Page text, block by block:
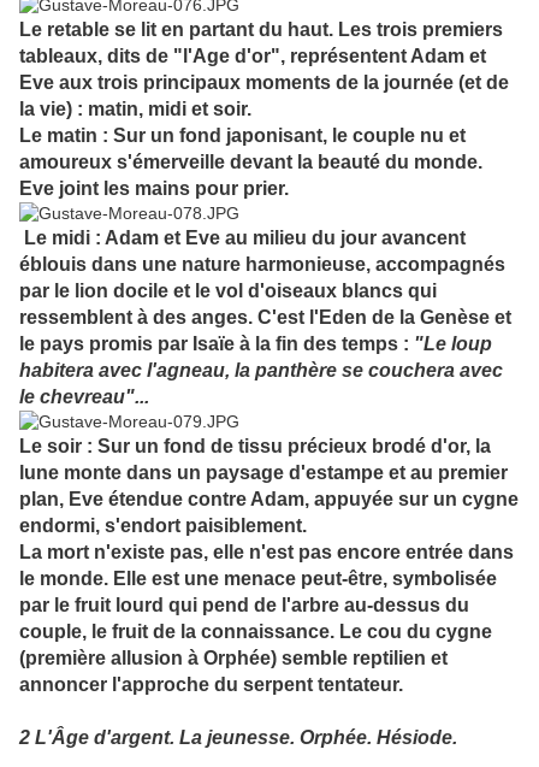
Le retable se lit en partant du haut. Les trois premiers
tableaux, dits de "l'Age d'or", représentent Adam et
Eve aux trois principaux moments de la journée (et de
la vie) : matin, midi et soir.
Le matin : Sur un fond japonisant, le couple nu et
amoureux s'émerveille devant la beauté du monde.
Eve joint les mains pour prier.
Le midi : Adam et Eve au milieu du jour avancent
éblouis dans une nature harmonieuse, accompagnés
par le lion docile et le vol d'oiseaux blancs qui
ressemblent à des anges. C'est l'Eden de la Genèse et
le pays promis par Isaïe à la fin des temps : "Le loup
habitera avec l'agneau, la panthère se couchera avec
le chevreau"...
Le soir : Sur un fond de tissu précieux brodé d'or, la
lune monte dans un paysage d'estampe et au premier
plan, Eve étendue contre Adam, appuyée sur un cygne
endormi, s'endort paisiblement.
La mort n'existe pas, elle n'est pas encore entrée dans
le monde. Elle est une menace peut-être, symbolisée
par le fruit lourd qui pend de l'arbre au-dessus du
couple, le fruit de la connaissance. Le cou du cygne
(première allusion à Orphée) semble reptilien et
annoncer l'approche du serpent tentateur.
2 L'Âge d'argent. La jeunesse. Orphée. Hésiode.